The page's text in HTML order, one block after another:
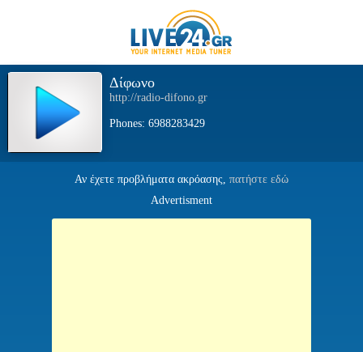
Δίφωνο
http://radio-difono.gr
Phones: 6988283429
Αν έχετε προβλήματα ακρόασης, πατήστε εδώ
Advertisment